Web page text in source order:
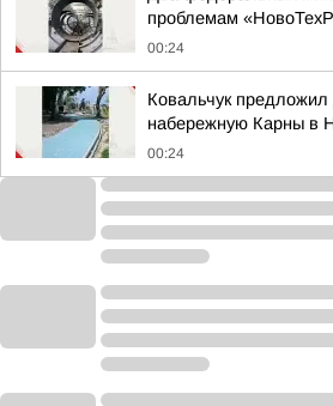
проблемам
00:24
Ковальчук предложил
набережную Карны в
00:24